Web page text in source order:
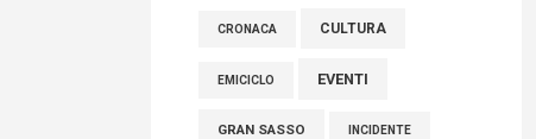
CRONACA CULTURA
EMICICLO EVENTI
GRAN SASSO INCIDENTE